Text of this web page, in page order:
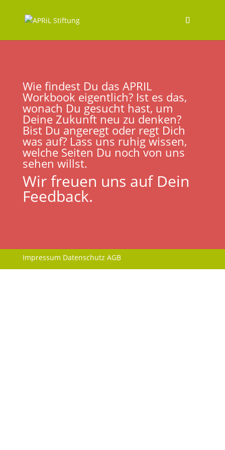
Wie findest Du das APRIL
Workbook eigentlich? Ist es das,
wonach Du gesucht hast, um
Deine Zukunft neu zu denken?
Bist Du angeregt oder regt Dich
was auf? Lass uns ruhig wissen,
welche Seiten Du noch von uns
sehen willst.
Wir freuen uns auf Dein
Feedback.
Impressum Datenschutz AGB